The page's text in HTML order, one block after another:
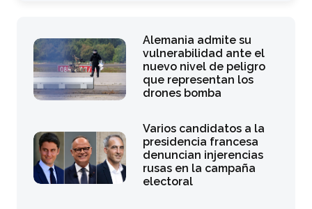
Alemania admite su
vulnerabilidad ante el
nuevo nivel de peligro
que representan los
drones bomba
Varios candidatos a la
presidencia francesa
denuncian injerencias
rusas en la campaña
electoral